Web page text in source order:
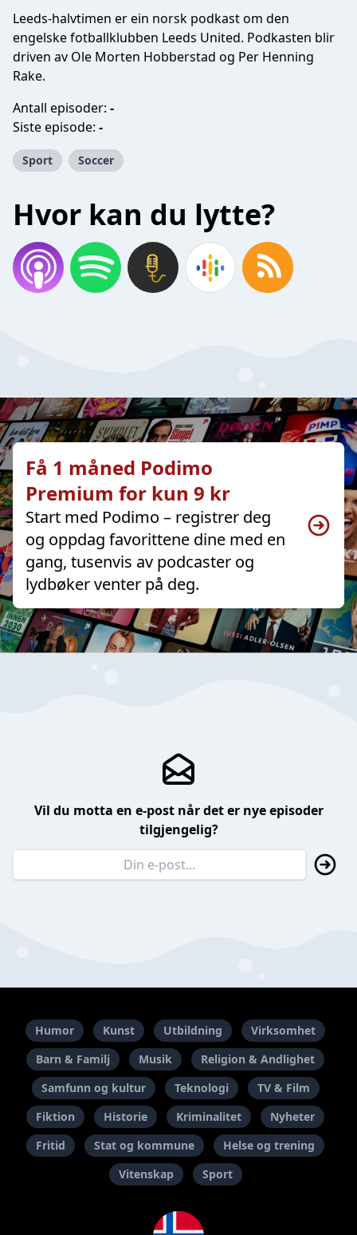
Leeds-halvtimen er ein norsk podkast om den
engelske fotballklubben Leeds United. Podkasten blir
driven av Ole Morten Hobberstad og Per Henning
Rake.
Antall episoder: -
Siste episode: -
Sport Soccer
Hvor kan du lytte?
Få 1 måned Podimo
Premium for kun 9 kr
Start med Podimo – registrer deg
og oppdag favorittene dine med en
gang, tusenvis av podcaster og
lydbøker venter på deg.
Vil du motta en e-post når det er nye episoder
tilgjengelig?
Humor Kunst Utbildning
Virksomhet
Barn & Familj
Musik
Religion & Andlighet
Samfunn og kultur
Teknologi
TV & Film
Fiktion
Historie Kriminalitet
Nyheter
Fritid
Stat og kommune
Helse og trening
Vitenskap
Sport